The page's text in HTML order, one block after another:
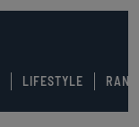
LIFESTYLE